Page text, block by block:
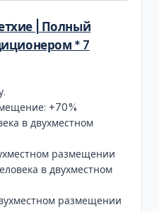
| Полный
* 7
+70%
в двухместном
размещении
в двухместном
размещении